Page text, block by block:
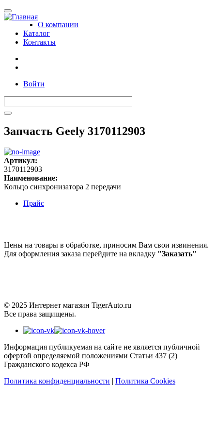
Toggle
navigation О компании
Каталог
Контакты
Войти
Запчасть Geely 3170112903
Артикул:
3170112903
Наименование:
Кольцо синхронизатора 2 передачи
Прайс
Цены на товары в обработке, приносим Вам свои извинения.
Для оформления заказа перейдите на вкладку "Заказать"
© 2025 Интернет магазин TigerAuto.ru
Все права защищены.
Информация публикуемая на сайте не является публичной
офертой определяемой положениями Статьи 437 (2)
Гражданского кодекса РФ
Политика конфиденциальности | Политика Cookies